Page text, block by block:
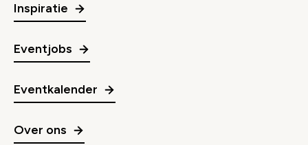
Inspiratie
Eventjobs
Eventkalender
Over ons